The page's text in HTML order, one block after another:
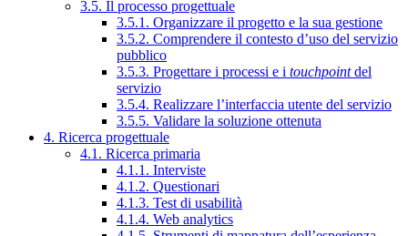
3.5. Il processo progettuale
3.5.1. Organizzare il progetto e la sua gestione
3.5.2. Comprendere il contesto d’uso del servizio
pubblico
3.5.3. Progettare i processi e i touchpointdel
servizio
3.5.4. Realizzare l’interfaccia utente del servizio
3.5.5. Validare la soluzione ottenuta
4. Ricerca progettuale
4.1. Ricerca primaria
4.1.1. Interviste
4.1.2. Questionari
4.1.3. Test di usabilità
4.1.4. Web analytics